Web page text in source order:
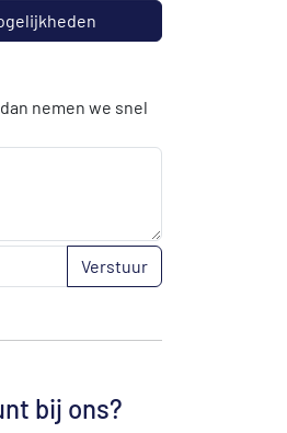
nemen we snel
Verstuur
bij ons?